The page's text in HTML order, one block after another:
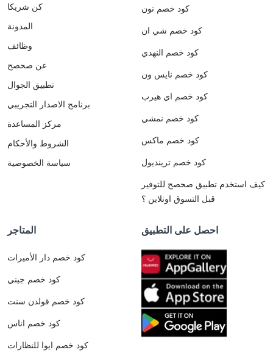
كن شريكا
المدونة
وظائف
عن صحصح
تطبيق الجوال
برنامج الاصدار التجريبي
مركز المساعدة
الشروط والأحكام
سياسة الخصوصية
كود خصم نون
كود خصم شي ان
كود خصم النهدي
كود خصم نايس ون
كود خصم اي هيرب
كود خصم نمشي
كود خصم ماكس
كود خصم ترينديول
كيف استخدم تطبيق صحصح للتوفير
قبل التسوق اونلاين ؟
المتاجر
كود خصم دار الأميرات
كود خصم جيني
كود خصم قولدن سنت
كود خصم اناس
كود خصم ايوا للنظارات
احصل على التطبيق